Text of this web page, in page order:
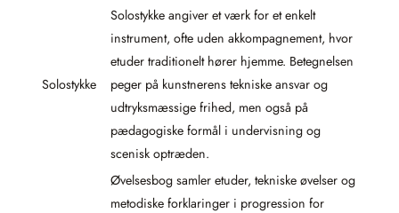
Solostykke
Solostykke angiver et værk for et enkelt
instrument, ofte uden akkompagnement, hvor
etuder traditionelt hører hjemme. Betegnelsen
peger på kunstnerens tekniske ansvar og
udtryksmæssige frihed, men også på
pædagogiske formål i undervisning og
scenisk optræden.
Øvelsesbog samler etuder, tekniske øvelser og
metodiske forklaringer i progres­sion for